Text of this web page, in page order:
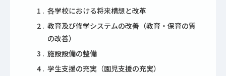
各学校における将来構想と改革
教育及び修学システムの改善（教育・保育の質
の改善）
施設設備の整備
学生支援の充実（園児支援の充実）